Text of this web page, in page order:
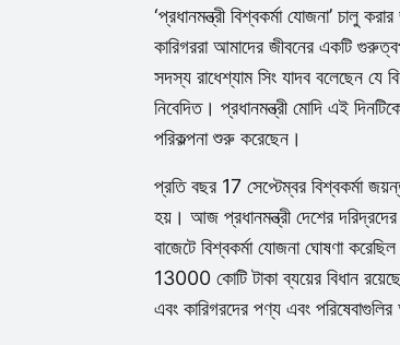
‘প্রধানমন্ত্রী বিশ্বকর্মা যোজনা’ চালু
কারিগররা আমাদের জীবনের একটি
সদস্য রাধেশ্যাম সিং যাদব বলেছেন যে
নিবেদিত। প্রধানমন্ত্রী মোদি এই
পরিকল্পনা শুরু করেছেন।
প্রতি বছর 17 সেপ্টেম্বর বিশ্বকর্মা
হয়। আজ প্রধানমন্ত্রী দেশের
বাজেটে বিশ্বকর্মা যোজনা ঘোষণা
13000 কোটি টাকা ব্যয়ের বিধান
এবং কারিগরদের পণ্য এবং